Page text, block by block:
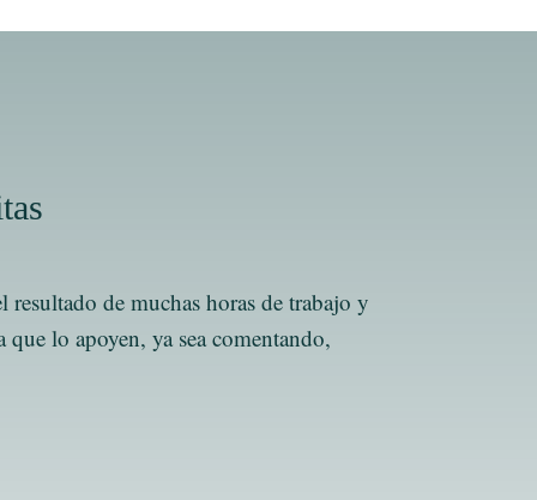
de muchas horas de trabajo y
lo apoyen, ya sea comentando,